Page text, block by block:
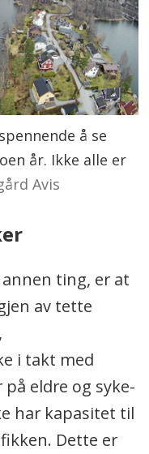
å se
år. Ikke alle er
Avis
ting, er at
av tette
i takt med
eldre og syke-
har kapasitet til
Dette er